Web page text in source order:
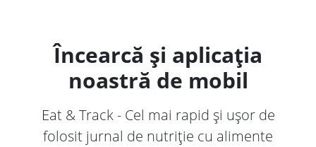
Încearcă și aplicația
noastră de mobil
Eat & Track - Cel mai rapid și ușor de
folosit jurnal de nutriție cu alimente